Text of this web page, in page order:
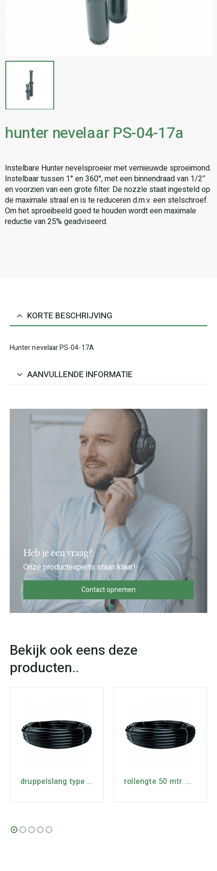
hunter nevelaar PS-04-17a
Instelbare Hunter nevelsproeier met vernieuwde sproeimond.
Instelbaar tussen 1° en 360°, met een binnendraad van 1/2″
en voorzien van een grote filter. De nozzle staat ingesteld op
de maximale straal en is te reduceren d.m.v. een stelschroef.
Om het sproeibeeld goed te houden wordt een maximale
reductie van 25% geadviseerd.
KORTE BESCHRIJVING
Hunter nevelaar PS-04-17A
AANVULLENDE INFORMATIE
Heb je een vraag?
Onze productexperts staan klaar!
Contact opnemen
druppelslang type 16 rollengte 100 mtr. max lengte 74 mtr. rollengte 50 mtr. max lengte 74 mtr